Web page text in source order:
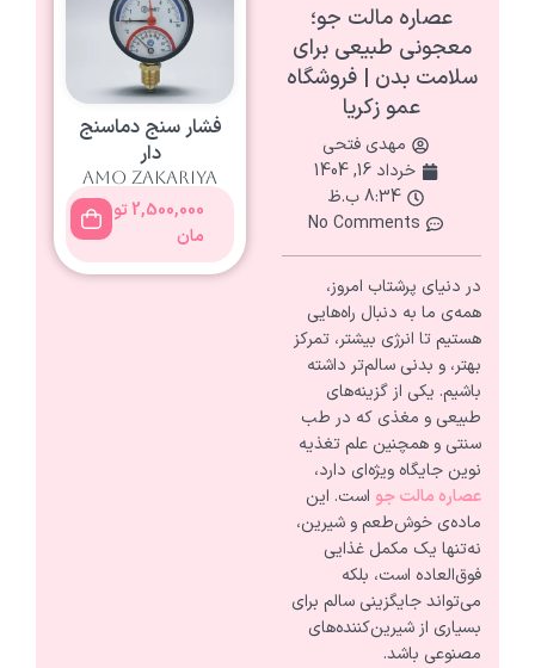
عصاره مالت جو؛
معجونی طبیعی برای
سلامت بدن | فروشگاه
عمو زکریا
مهدی فتحی
خرداد 16, 1404
8:34 ب.ظ
No Comments
در دنیای پرشتاب امروز،
همه‌ی ما به دنبال راه‌هایی
هستیم تا انرژی بیشتر، تمرکز
بهتر، و بدنی سالم‌تر داشته
باشیم. یکی از گزینه‌های
طبیعی و مغذی که در طب
سنتی و همچنین علم تغذیه
نوین جایگاه ویژه‌ای دارد،
عصاره مالت جو است. این
ماده‌ی خوش‌طعم و شیرین،
نه‌تنها یک مکمل غذایی
فوق‌العاده است، بلکه
می‌تواند جایگزینی سالم برای
بسیاری از شیرین‌کننده‌های
مصنوعی باشد.
فشار سنج دماسنج
دار
amo zakariya
2,500,000 تو
مان